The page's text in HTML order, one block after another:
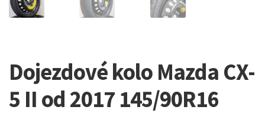
Dojezdové kolo Mazda CX-
5 II od 2017 145/90R16